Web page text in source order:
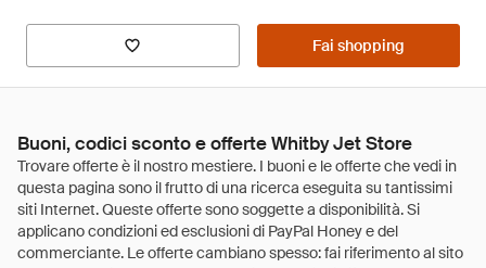
Fai shopping
Buoni, codici sconto e offerte Whitby Jet Store